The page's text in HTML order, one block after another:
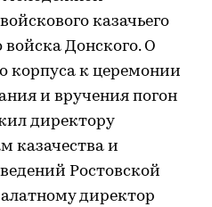
казачьего
войска Донского. О
корпуса к церемонии
и вручения погон
директору
казачества и
Ростовской
директор